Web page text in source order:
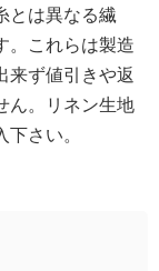
とは異なる繊
。これらは製造
来ず値引きや返
ん。リネン生地
さい。